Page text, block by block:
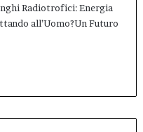
Radiotrofici: Energia
all’Uomo?Un Futuro